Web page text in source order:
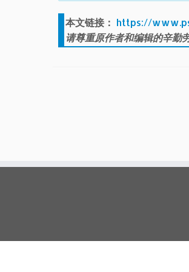
本文链接： https://
请尊重原作者和编辑的辛勤